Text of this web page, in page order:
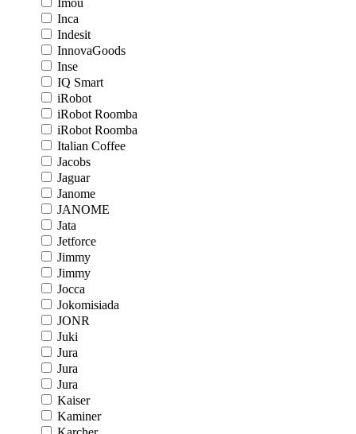
Imou
Inca
Indesit
InnovaGoods
Inse
IQ Smart
iRobot
iRobot Roomba
iRobot Roomba
Italian Coffee
Jacobs
Jaguar
Janome
JANOME
Jata
Jetforce
Jimmy
Jimmy
Jocca
Jokomisiada
JONR
Juki
Jura
Jura
Jura
Kaiser
Kaminer